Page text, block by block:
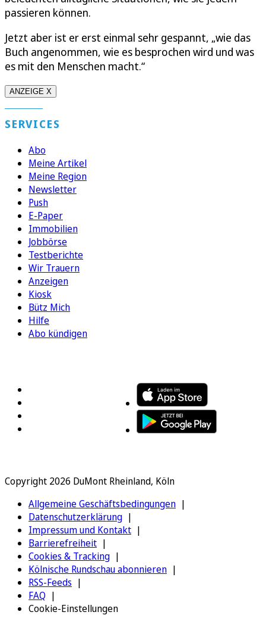
passieren können.
Jetzt aber ist er erst einmal sehr gespannt, „wie das
Buch angenommen, wie es besprochen wird und was
es mit den Menschen macht.“
ANZEIGE X
SERVICES
Abo
Meine Artikel
Meine Region
Newsletter
Push
E-Paper
Immobilien
Jobbörse
Testberichte
Wir Trauern
Anzeigen
Kiosk
Bütz Mich
Hilfe
Abo kündigen
Copyright 2026 DuMont Rheinland, Köln
Allgemeine Geschäftsbedingungen
Datenschutzerklärung
Impressum und Kontakt
Barrierefreiheit
Cookies & Tracking
Kölnische Rundschau abonnieren
RSS-Feeds
FAQ
Cookie-Einstellungen